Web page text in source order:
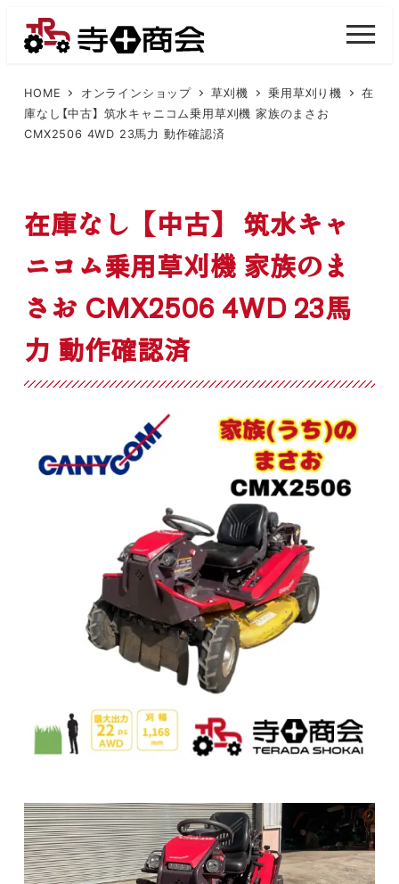
HOME オンラインショップ 草刈機 乗用草刈り機
在
庫なし【中古】 筑水キャニコム乗用草刈機 家族のまさお
CMX2506 4WD 23馬力 動作確認済
在庫なし【中古】 筑水キャ
ニコム乗用草刈機 家族のま
さお CMX2506 4WD 23馬
力 動作確認済